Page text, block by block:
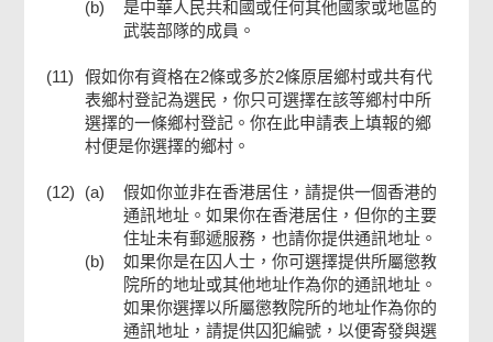
(b)
是中華人民共和國或任何其他國家或地區的
武裝部隊的成員。
(11)
假如你有資格在2條或多於2條原居鄉村或共有代
表鄉村登記為選民，你只可選擇在該等鄉村中所
選擇的一條鄉村登記。你在此申請表上填報的鄉
村便是你選擇的鄉村。
(12) (a)
假如你並非在香港居住，請提供一個香港的
通訊地址。如果你在香港居住，但你的主要
住址未有郵遞服務，也請你提供通訊地址。
(b)
如果你是在囚人士，你可選擇提供所屬懲教
院所的地址或其他地址作為你的通訊地址。
如果你選擇以所屬懲教院所的地址作為你的
通訊地址，請提供囚犯編號，以便寄發與選